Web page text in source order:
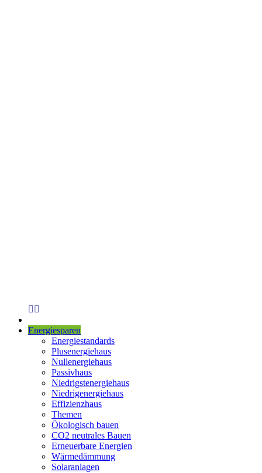
Energiesparen
Energiestandards
Plusenergiehaus
Nullenergiehaus
Passivhaus
Niedrigstenergiehaus
Niedrigenergiehaus
Effizienzhaus
Themen
Ökologisch bauen
CO2 neutrales Bauen
Erneuerbare Energien
Wärmedämmung
Solaranlagen